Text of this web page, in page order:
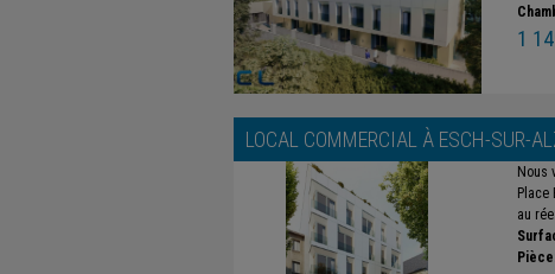
1
LOCAL COMMERCIAL À ESCH-SUR-
Nous
Place
au